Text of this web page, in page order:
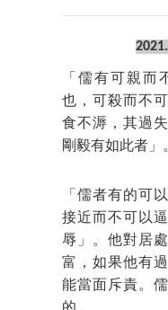
「儒有可親而
也，可殺而不
食不溽，其過
剛毅有如此者」
「儒者有的可
接近而不可以
辱」。他對居
富，如果他有
能當面斥責。